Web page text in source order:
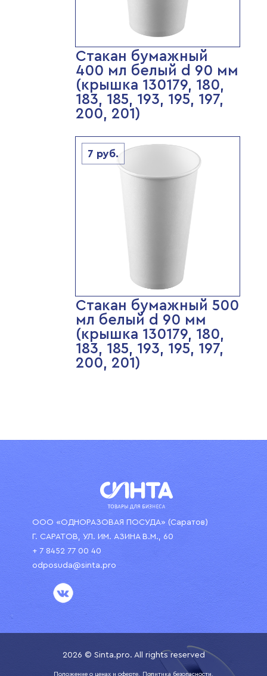
Стакан бумажный
400 мл белый d 90 мм
(крышка 130179, 180,
183, 185, 193, 195, 197,
200, 201)
7 руб.
Стакан бумажный 500
мл белый d 90 мм
(крышка 130179, 180,
183, 185, 193, 195, 197,
200, 201)
ООО «ОДНОРАЗОВАЯ ПОСУДА» (Саратов)
Г. САРАТОВ, УЛ. ИМ. АЗИНА В.М., 60
+ 7 8452 77 00 40
odposuda@sinta.pro
2026 © Sinta.pro. All rights reserved
Положение о ценах и оферте. Политика безопасности.